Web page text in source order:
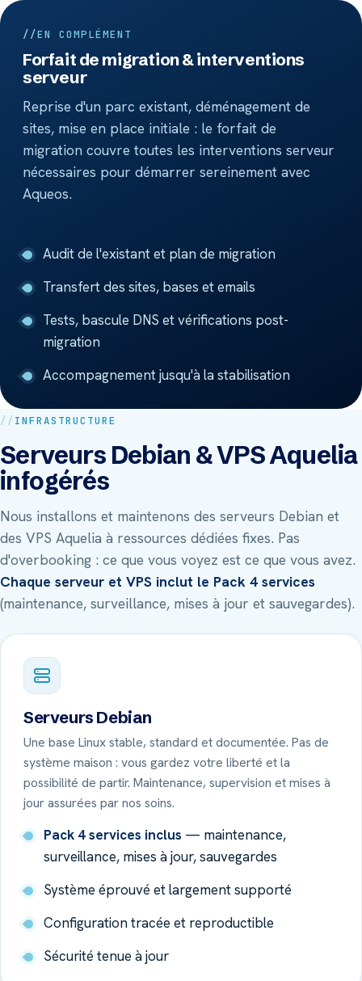
EN COMPLÉMENT
Forfait de migration & interventions
serveur
Reprise d'un parc existant, déménagement de
sites, mise en place initiale : le forfait de
migration couvre toutes les interventions serveur
nécessaires pour démarrer sereinement avec
Aqueos.
Audit de l'existant et plan de migration
Transfert des sites, bases et emails
Tests, bascule DNS et vérifications post-
migration
Accompagnement jusqu'à la stabilisation
INFRASTRUCTURE
Serveurs Debian & VPS Aquelia
infogérés
Nous installons et maintenons des serveurs Debian et
des VPS Aquelia à ressources dédiées fixes. Pas
d'overbooking : ce que vous voyez est ce que vous avez.
Chaque serveur et VPS inclut le Pack 4 services
(maintenance, surveillance, mises à jour et sauvegardes).
Serveurs Debian
Une base Linux stable, standard et documentée. Pas de
système maison : vous gardez votre liberté et la
possibilité de partir. Maintenance, supervision et mises à
jour assurées par nos soins.
Pack 4 services inclus — maintenance,
surveillance, mises à jour, sauvegardes
Système éprouvé et largement supporté
Configuration tracée et reproductible
Sécurité tenue à jour